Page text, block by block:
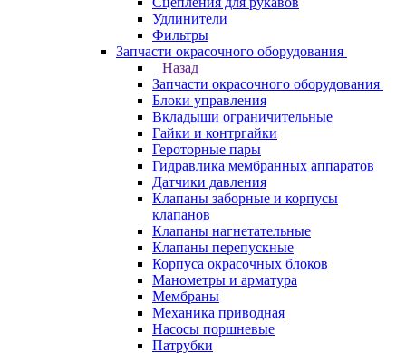
Удлинители
Фильтры
Запчасти окрасочного оборудования
Назад
Запчасти окрасочного оборудования
Блоки управления
Вкладыши ограничительные
Гайки и контргайки
Героторные пары
Гидравлика мембранных аппаратов
Датчики давления
Клапаны заборные и корпусы
клапанов
Клапаны нагнетательные
Клапаны перепускные
Корпуса окрасочных блоков
Манометры и арматура
Мембраны
Механика приводная
Насосы поршневые
Патрубки